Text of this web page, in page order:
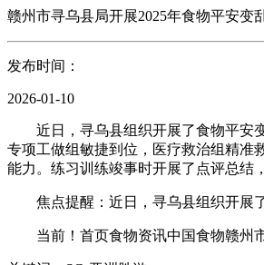
赣州市寻乌县局开展2025年食物平安变
发布时间：
2026-01-10
近日，寻乌县组织开展了食物平安变
专项工做组敏捷到位，医疗救治组精准
能力。练习训练竣事时开展了点评总结
焦点提醒：近日，寻乌县组织开展了
当前！首页食物资讯中国食物赣州市